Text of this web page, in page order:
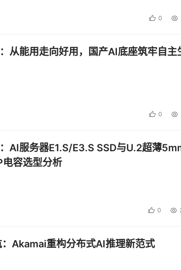
0
从能用走向好用，国产AI底座筑牢自主
0
AI服务器E1.S/E3.S SSD与U.2超薄
电容选型分析
0
Akamai重构分布式AI推理新范式